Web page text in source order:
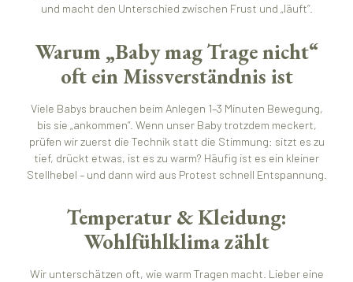
und macht den Unterschied zwischen Frust und „läuft“.
Warum „Baby mag Trage nicht“
oft ein Missverständnis ist
Viele Babys brauchen beim Anlegen 1–3 Minuten Bewegung,
bis sie „ankommen“. Wenn unser Baby trotzdem meckert,
prüfen wir zuerst die Technik statt die Stimmung: sitzt es zu
tief, drückt etwas, ist es zu warm? Häufig ist es ein kleiner
Stellhebel – und dann wird aus Protest schnell Entspannung.
Temperatur & Kleidung:
Wohlfühlklima zählt
Wir unterschätzen oft, wie warm Tragen macht. Lieber eine